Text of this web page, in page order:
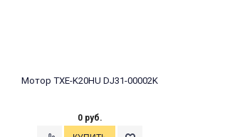
Мотор TXE-K20HU DJ31-00002K
0 руб.